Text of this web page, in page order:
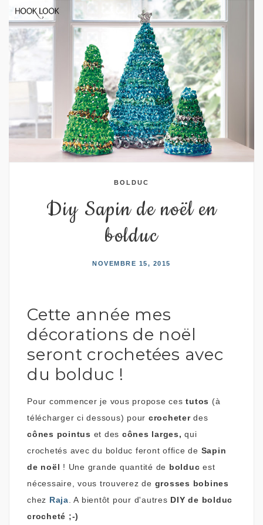
BOLDUC
Diy Sapin de noël en
bolduc
NOVEMBRE 15, 2015
Cette année mes
décorations de noël
seront crochetées avec
du bolduc !
Pour commencer je vous propose cestutos (à
télécharger ci dessous) pour crocheterdes
cônes pointus et des cônes larges, qui
crochetés avec du bolduc feront office de Sapin
de noël ! Une grande quantité de bolduc est
nécessaire, vous trouverez de grosses bobines
chez Raja. A bientôt pour d'autres DIY de bolduc
crocheté ;-)